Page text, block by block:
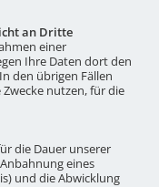
an Dritte
einer
Ihre Daten dort den
den übrigen Fällen
nutzen, für die
die Dauer unserer
eines
und die Abwicklung